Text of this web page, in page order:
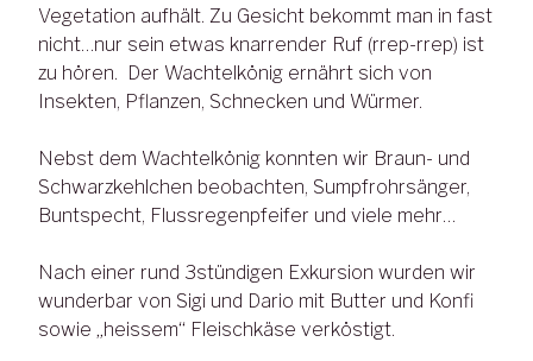
Vegetation aufhält. Zu Gesicht bekommt man in fast
nicht…nur sein etwas knarrender Ruf (rrep-rrep) ist
zu hören. Der Wachtelkönig ernährt sich von
Insekten, Pflanzen, Schnecken und Würmer.
Nebst dem Wachtelkönig konnten wir Braun- und
Schwarzkehlchen beobachten, Sumpfrohrsänger,
Buntspecht, Flussregenpfeifer und viele mehr…
Nach einer rund 3stündigen Exkursion wurden wir
wunderbar von Sigi und Dario mit Butter und Konfi
sowie „heissem“ Fleischkäse verköstigt.